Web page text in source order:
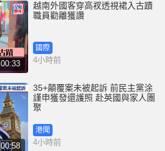
00:33
越南外國客穿高衩透視裙入古蹟
職員勸離獲讚
國際
4小時前
00:58
35+顛覆案未被起訴 前民主黨涂
謹申獲發還護照 赴英國與家人團
聚
港聞
4小時前